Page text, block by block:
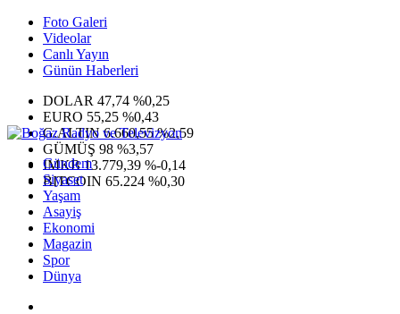
Foto Galeri
Videolar
Canlı Yayın
Günün Haberleri
DOLAR 47,74 %0,25
EURO 55,25 %0,43
G.ALTIN6.660,55 %2,59
GÜMÜŞ 98 %3,57
IMKB13.779,39 %-0,14
BITCOIN 65.224 %0,30
Gündem
Siyaset
Yaşam
Asayiş
Ekonomi
Magazin
Spor
Dünya